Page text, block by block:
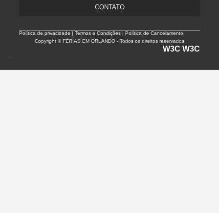
CONTATO
Política de privacidade |Termos e Condições | Política de Cancelamento
Copyright © FÉRIAS EM ORLANDO - Todos os direitos reservados
W3C W3C